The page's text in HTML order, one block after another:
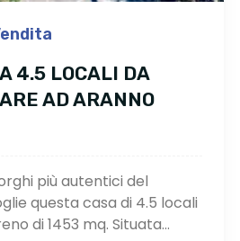
4.5 LOCALI DA
AD ARANNO
più autentici del
questa casa di 4.5 locali
di 1453 mq. Situata...